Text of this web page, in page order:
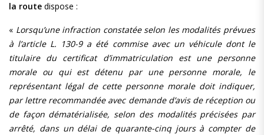
la route dispose :
« Lorsqu’une infraction constatée selon les modalités prévues
à l’article L. 130-9 a été commise avec un véhicule dont le
titulaire du certificat d’immatriculation est une personne
morale ou qui est détenu par une personne morale, le
représentant légal de cette personne morale doit indiquer,
par lettre recommandée avec demande d’avis de réception ou
de façon dématérialisée, selon des modalités précisées par
arrêté, dans un délai de quarante-cinq jours à compter de